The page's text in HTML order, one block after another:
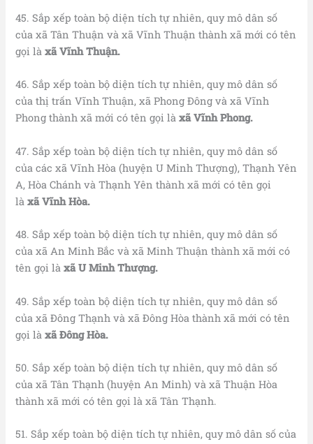
45. Sắp xếp toàn bộ diện tích tự nhiên, quy mô dân số
của xã Tân Thuận và xã Vĩnh Thuận thành xã mới có tên
gọi làxã Vĩnh Thuận.
46. Sắp xếp toàn bộ diện tích tự nhiên, quy mô dân số
của thị trấn Vĩnh Thuận, xã Phong Đông và xã Vĩnh
Phong thành xã mới có tên gọi làxã Vĩnh Phong.
47. Sắp xếp toàn bộ diện tích tự nhiên, quy mô dân số
của các xã Vĩnh Hòa (huyện U Minh Thượng), Thạnh Yên
A, Hòa Chánh và Thạnh Yên thành xã mới có tên gọi
làxã Vĩnh Hòa.
48. Sắp xếp toàn bộ diện tích tự nhiên, quy mô dân số
của xã An Minh Bắc và xã Minh Thuận thành xã mới có
tên gọi làxã U Minh Thượng.
49. Sắp xếp toàn bộ diện tích tự nhiên, quy mô dân số
của xã Đông Thạnh và xã Đông Hòa thành xã mới có tên
gọi làxã Đông Hòa.
50. Sắp xếp toàn bộ diện tích tự nhiên, quy mô dân số
của xã Tân Thạnh (huyện An Minh) và xã Thuận Hòa
thành xã mới có tên gọi là xã Tân Thạnh.
51. Sắp xếp toàn bộ diện tích tự nhiên, quy mô dân số của